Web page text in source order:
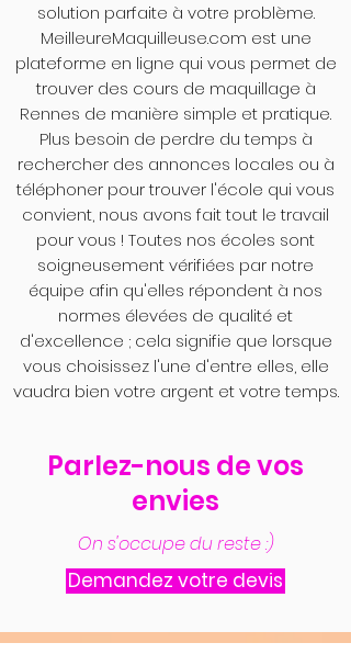
solution parfaite à votre problème.
MeilleureMaquilleuse.com est une
plateforme en ligne qui vous permet de
trouver des cours de maquillage à
Rennes de manière simple et pratique.
Plus besoin de perdre du temps à
rechercher des annonces locales ou à
téléphoner pour trouver l'école qui vous
convient, nous avons fait tout le travail
pour vous ! Toutes nos écoles sont
soigneusement vérifiées par notre
équipe afin qu'elles répondent à nos
normes élevées de qualité et
d'excellence ; cela signifie que lorsque
vous choisissez l'une d'entre elles, elle
vaudra bien votre argent et votre temps.
Parlez-nous de vos
envies
On s'occupe du reste :)
Demandez votre devis